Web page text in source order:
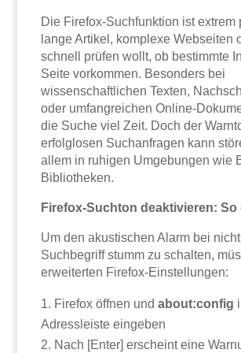
Die Firefox-Suchfunktion ist extrem
lange Artikel, komplexe Webseiten
schnell prüfen wollt, ob bestimmte
Seite vorkommen. Besonders bei
wissenschaftlichen Texten,
oder umfangreichen Online-
die Suche viel Zeit. Doch der
erfolglosen Suchanfragen kann
allem in ruhigen Umgebungen wie
Bibliotheken.
Firefox-Suchton deaktivieren: So
Um den akustischen Alarm bei
Suchbegriff stumm zu schalten,
erweiterten Firefox-Einstellungen:
Firefox öffnen undabout:config
Adressleiste eingeben
Nach [Enter] erscheint eine